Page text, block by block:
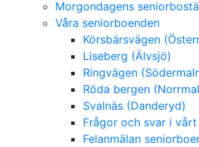
Morgondagens
Våra seniorboenden
Körsbärsvägen
Liseberg (Älvsjö)
Ringvägen
Röda bergen
Svalnäs (Danderyd)
Frågor och svar i
Felanmälan